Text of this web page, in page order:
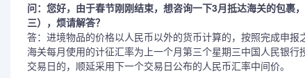
问：您好，由于春节刚刚结束，想咨询一下3月抵达海关的包裹
三），烦请解答？
答：进境物品的价格以人民币以外的货币计算的，按照完成申报
海关每月使用的计征汇率为上一个月第三个星期三中国人民银
交易日的，顺延采用下一个交易日公布的人民币汇率中间价。